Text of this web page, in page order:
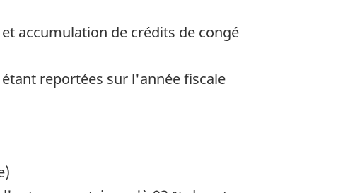
accumulation de crédits de congé
reportées sur l'année fiscale